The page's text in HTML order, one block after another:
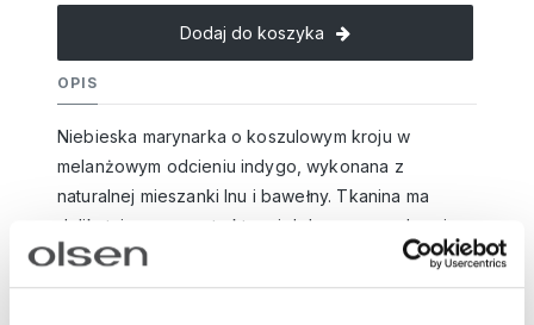
Dodaj do koszyka
OPIS
Niebieska marynarka o koszulowym kroju w
melanżowym odcieniu indygo, wykonana z
naturalnej mieszanki lnu i bawełny. Tkanina ma
delikatnie surową strukturę i dobrze sprawdza się w
cieplejsze dni. Prosty krój, okrągło dekot z
kołnierzykiem i zapięcie na guziki. Długie rękawy